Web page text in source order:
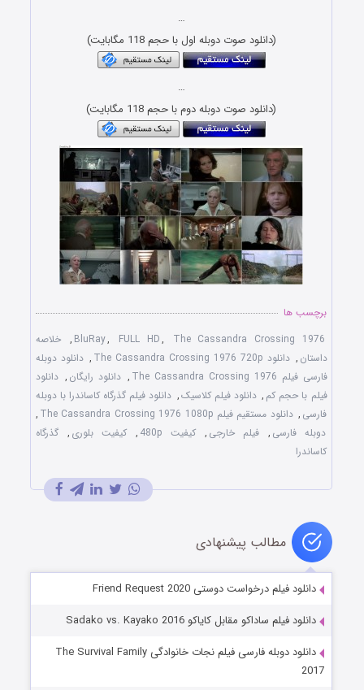
…
(دانلود صوت دوبله اول با حجم 118 مگابایت)
…
(دانلود صوت دوبله دوم با حجم 118 مگابایت)
برچسب ها
BluRay, FULL HD, The Cassandra Crossing 1976
,
خلاصه
داستان , دانلود The Cassandra Crossing 1976 720p , دانلود دوبله
فارسی فیلم The Cassandra Crossing 1976
, دانلود رایگان , دانلود
فیلم با حجم کم , دانلود فیلم کلاسیک, دانلود فیلم گذرگاه کاساندرا با دوبله
فارسی , دانلود مستقیم فیلم The Cassandra Crossing 1976 1080p
,
دوبله فارسی , فیلم خارجی , کیفیت 480p , کیفیت بلوری ,
گذرگاه
کاساندرا
مطالب پیشنهادی
دانلود فیلم درخواست دوستی Friend Request 2020
دانلود فیلم ساداکو مقابل کایاکو Sadako vs. Kayako 2016
دانلود دوبله فارسی فیلم نجات خانوادگی The Survival Family
2017